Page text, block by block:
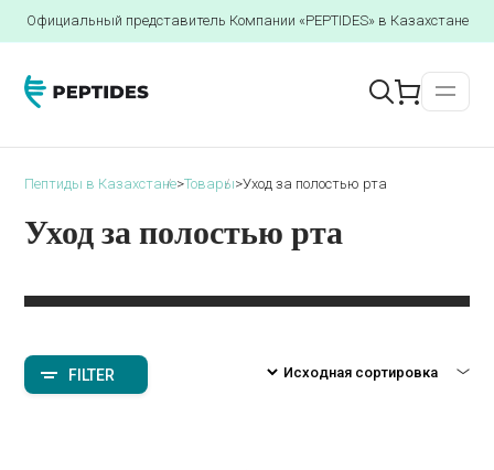
Официальный представитель Компании «PEPTIDES» в Казахстане
Пептиды в Казахстане>Товары>Уход за полостью рта
Уход за полостью рта
FILTER